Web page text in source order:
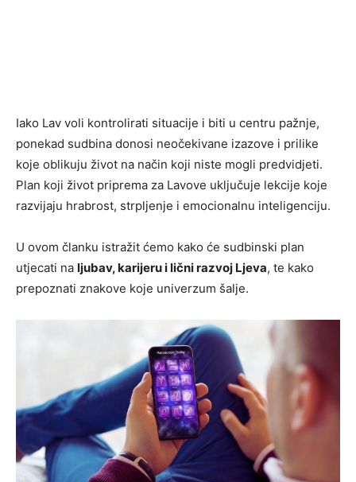
Iako Lav voli kontrolirati situacije i biti u centru pažnje,
ponekad sudbina donosi neočekivane izazove i prilike
koje oblikuju život na način koji niste mogli predvidjeti.
Plan koji život priprema za Lavove uključuje lekcije koje
razvijaju hrabrost, strpljenje i emocionalnu inteligenciju.
U ovom članku istražit ćemo kako će sudbinski plan
utjecati na ljubav, karijeru i lični razvoj Ljeva, te kako
prepoznati znakove koje univerzum šalje.